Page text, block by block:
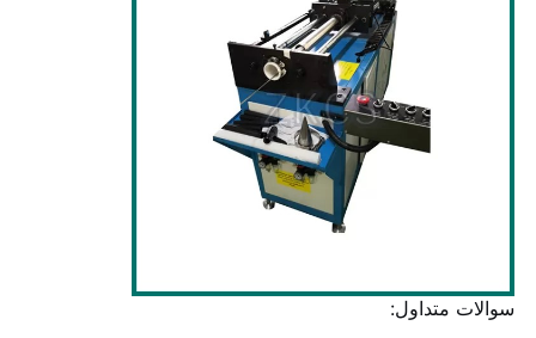
سوالات متداول: